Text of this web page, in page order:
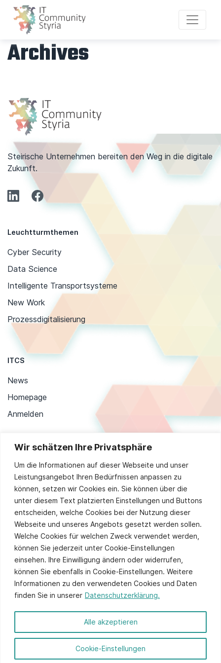
Wir schätzen Ihre Privatsphäre
Um die Informationen auf dieser Webseite und unser
Leistungsangebot Ihren Bedürfnissen anpassen zu
können, setzen wir Cookies ein. Sie können über die
unter diesem Text platzierten Einstellungen und Buttons
entscheiden, welche Cookies bei der Nutzung dieser
Webseite und unseres Angebots gesetzt werden sollen.
Welche Cookies für welchen Zweck verwendet werden,
können Sie jederzeit unter Cookie-Einstellungen
einsehen. Ihre Einwilligung ändern oder widerrufen,
können Sie ebenfalls in Cookie-Einstellungen. Weitere
Informationen zu den verwendeten Cookies und Daten
finden Sie in unserer Datenschutzerklärung.
Cookie-Einstellungen
Alle akzeptieren
Archives
Steirische Unternehmen bereiten den Weg in die digitale
Zukunft.
Leuchtturmthemen
Cyber Security
Data Science
Intelligente Transportsysteme
New Work
Prozessdigitalisierung
ITCS
News
Homepage
Anmelden
Sie stimmen unserer Datenschutzpolitik
zu.
Alternative:
© 2026 ITCS - Website byaxtesys
Impressum